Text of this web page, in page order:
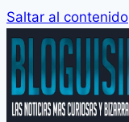
Saltar al contenido